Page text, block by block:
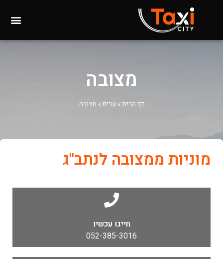
מצובה
דף הבית» ערים » מצובה
מוניות ממצובה לנתב"ג
חייגו עכשיו
052-385-3016